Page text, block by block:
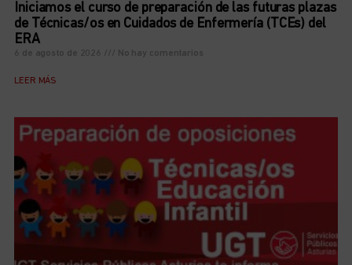
Iniciamos el curso de preparación de las futuras plazas
de Técnicas/os en Cuidados de Enfermería (TCEs) del
ERA
6 de agosto de 2026 No hay comentarios
LEER MÁS